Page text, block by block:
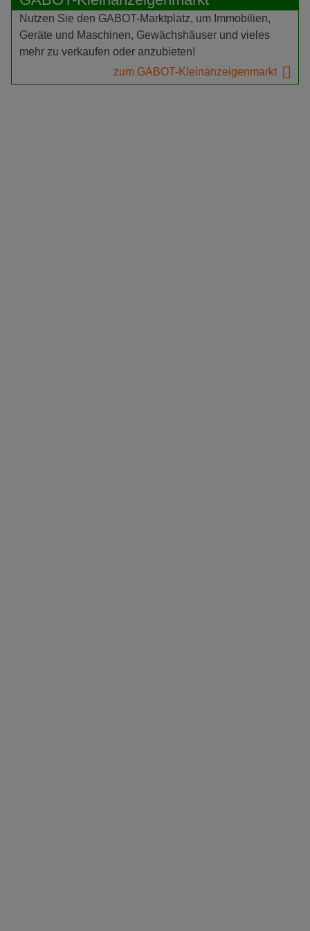
Nutzen Sie den GABOT-Marktplatz, um Immobilien,
Geräte und Maschinen, Gewächshäuser und vieles
mehr zu verkaufen oder anzubieten!
zum GABOT-Kleinanzeigenmarkt